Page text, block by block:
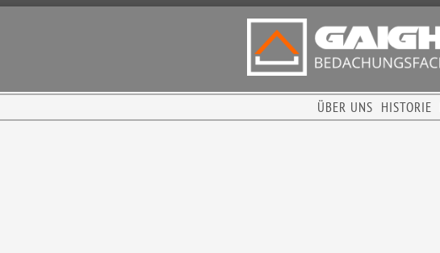
HISTORIE
ÜBER UNS